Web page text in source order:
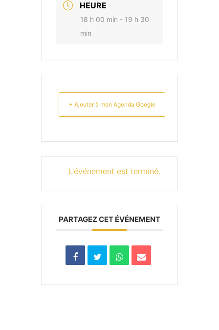
HEURE
18 h 00 min - 19 h 30
min
+ Ajouter à mon Agenda Google
L'événement est terminé.
PARTAGEZ CET ÉVÉNEMENT